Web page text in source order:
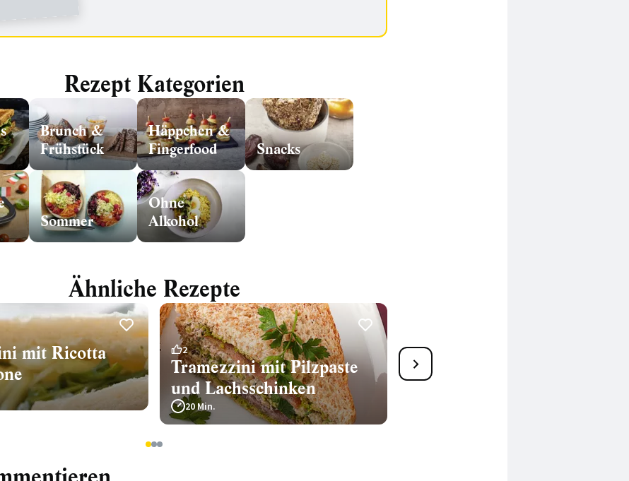
Rezept Kategorien
Brunch &
Frühstück
Häppchen &
Fingerfood
Snacks
Sommer
Ohne
Alkohol
Ähnliche Rezepte
mit Ricotta
2
Tramezzini mit Pilzpaste
und Lachsschinken
20 Min.
Tramezzini mit Lachs und
Gemüse
123